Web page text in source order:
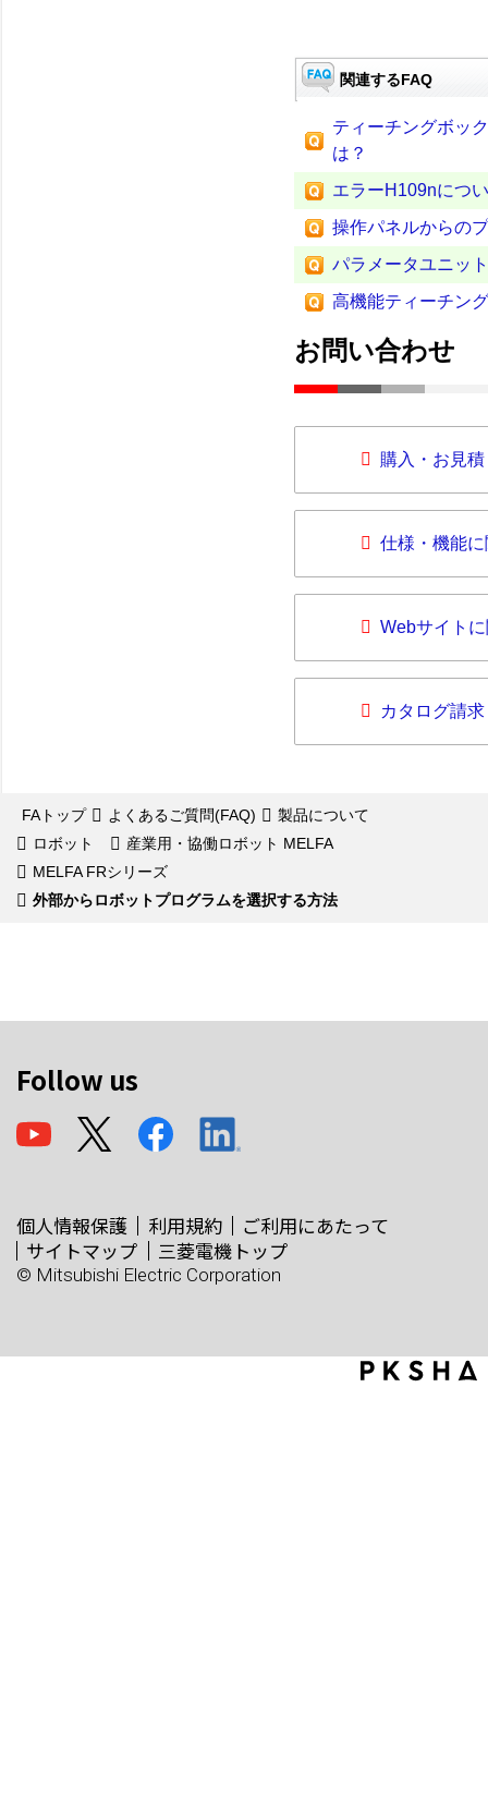
関連するFAQ
ティーチングボッ
は？
エラーH109nにつ
操作パネルからの
パラメータユニッ
高機能ティーチン
お問い合わせ
購入・お見
仕様・機能
Webサイト
カタログ請求
FAトップ よくあるご質問(FAQ)
製品について
ロボット
産業用・協働ロボット MELFA
MELFA FRシリーズ
外部からロボットプログラムを選択する方法
Follow us
個人情報保護 利用規約
ご利用にあたって
サイトマップ
三菱電機トップ
© Mitsubishi Electric Corporation